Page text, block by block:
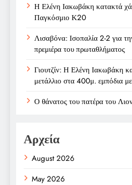
Η Ελένη Ιακωβάκη κατακτά
Παγκόσμιο Κ20
Λισαβόνα: Ισοπαλία 2-2 για
πρεμιέρα του πρωταθλήματος
Γιουτζίν: Η Ελένη Ιακωβάκη
μετάλλιο στα 400μ. εμπόδια
Ο θάνατος του πατέρα του
Αρχεία
August 2026
May 2026